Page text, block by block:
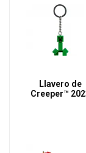
Llavero de
Creeper™